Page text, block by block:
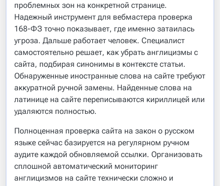
проблемных зон на конкретной странице.
Надежный инструмент для вебмастера проверка
168-ФЗ точно показывает, где именно затаилась
угроза. Дальше работает человек. Специалист
самостоятельно решает, как убрать англицизмы с
сайта, подбирая синонимы в контексте статьи.
Обнаруженные иностранные слова на сайте требуют
аккуратной ручной замены. Найденные слова на
латинице на сайте переписываются кириллицей или
удаляются полностью.
Полноценная проверка сайта на закон о русском
языке сейчас базируется на регулярном ручном
аудите каждой обновляемой ссылки. Организовать
сплошной автоматический мониторинг
англицизмов на сайте технически сложно и